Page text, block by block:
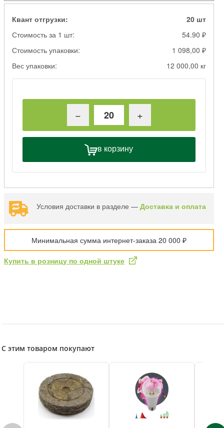
Квант отгрузки:
20 шт
Стоимость за 1 шт:
54.90 ₽
Стоимость упаковки:
1 098,00 ₽
Вес упаковки:
12 000,00 кг
− +
в корзину
Условия доставки в разделе — Доставка и оплата
Минимальная сумма интернет-заказа 20 000 ₽
Купить в розницу по одной штуке
С этим товаром покупают